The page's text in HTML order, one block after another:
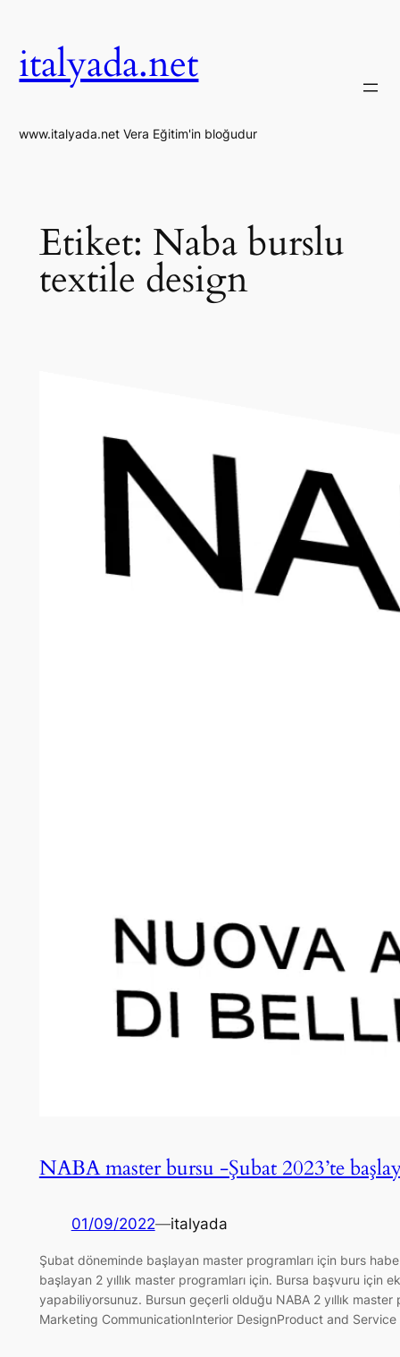
italyada.net
www.italyada.net Vera Eğitim'in bloğudur
Etiket: Naba burslu
textile design
NABA master bursu -Şubat 2023’te
01/09/2022—italyada
Şubat döneminde başlayan master programları için burs
başlayan 2 yıllık master programları için. Bursa başvuru
yapabiliyorsunuz. Bursun geçerli olduğu NABA 2 yıllık
Marketing CommunicationInterior DesignProduct and